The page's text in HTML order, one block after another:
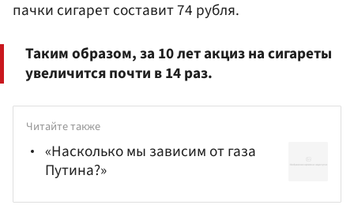
пачки сигарет составит 74 рубля.
Таким образом, за 10 лет акциз на сигареты
увеличится почти в 14 раз.
Читайте также
«Насколько мы зависим от газа
Путина?»